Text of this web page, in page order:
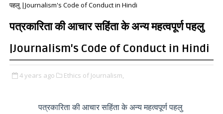
पहलु |Journalism's Code of Conduct in Hindi
पत्रकारिता की आचार सहिंता के अन्य महत्वपूर्ण पहलु
|Journalism's Code of Conduct in Hindi
4 years ago Ethics of Journalism,
पत्रकारिता की आचार सहिंता के अन्य महत्वपूर्ण पहलु